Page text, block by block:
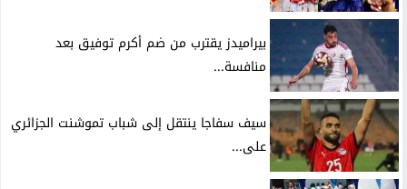
بيراميدز يقترب من ضم أكرم توفيق بعد
منافسة...
سيف سفاجا ينتقل إلى شباب تموشنت الجزائري
على...